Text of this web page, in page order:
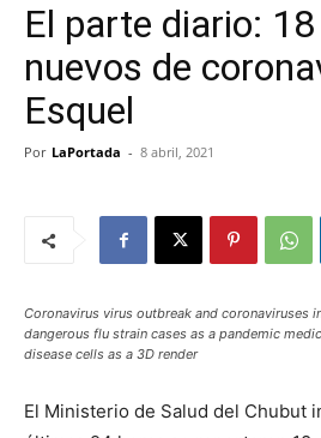
El parte diario:
nuevos de
Esquel
Por LaPortada - 8 abril, 2021
Coronavirus virus outbreak and coronaviruses
dangerous flu strain cases as a pandemic
disease cells as a 3D render
El Ministerio de Salud del Chubut